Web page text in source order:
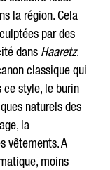
la région. Cela
par des
dans Haaretz.
classique qui
ce style, le burin
naturels des
la
vêtements. A
moins